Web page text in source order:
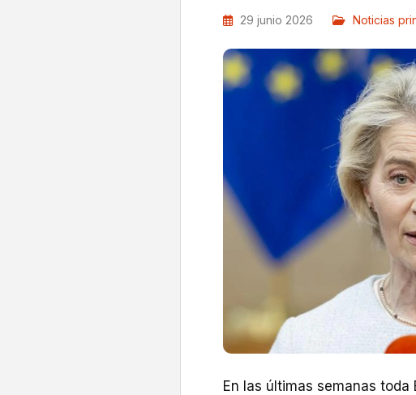
29 junio 2026 Noticias
En las últimas semanas